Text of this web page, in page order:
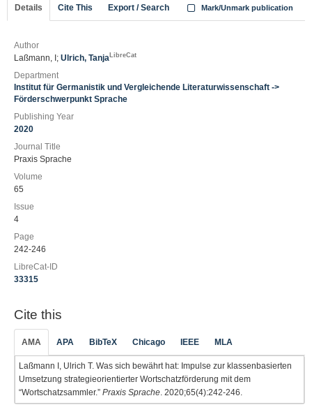
Details Cite This Export / Search Mark/Unmark publication
Author
Laßmann, I; Ulrich, Tanja LibreCat
Department
Institut für Germanistik und Vergleichende Literaturwissenschaft ->
Förderschwerpunkt Sprache
Publishing Year
2020
Journal Title
Praxis Sprache
Volume
65
Issue
4
Page
242-246
LibreCat-ID
33315
Cite this
AMA APA BibTeX Chicago IEEE MLA
Laßmann I, Ulrich T. Was sich bewährt hat: Impulse zur klassenbasierten
Umsetzung strategieorientierter Wortschatzförderung mit dem
“Wortschatzsammler.” Praxis Sprache . 2020;65(4):242-246.